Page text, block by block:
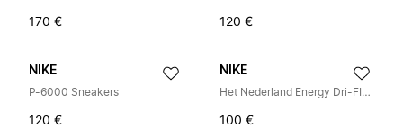
170 € 120 €
NIKE
P-6000 Sneakers
120 €
NIKE
Het Nederland Energy Dri-FIT Voetbal Geweven Jack
100 €